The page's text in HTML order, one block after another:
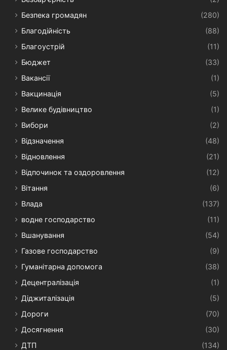
Безпека громадян
(280)
Благодійність
(88)
Благоустрій
(11)
Бюджет
(33)
Вакансії
(1)
Вакцинація
(5)
Велике будівництво
(1)
Вибори
(2)
Відзначення
(48)
Відновлення
(21)
Відпочинок та оздоровлення
(12)
Вітання
(6)
Влада
(137)
водне господарство
(11)
Вшанування
(54)
Газове господарство
(9)
Гуманітарна допомога
(38)
Децентралізація
(1)
Діджиталізація
(5)
Дороги
(70)
Досягнення
(30)
ДТП
(134)